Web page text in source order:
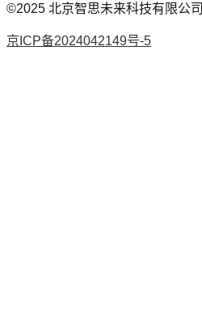
©2025 北京智思未来科技有限公司
京ICP备2024042149号-5